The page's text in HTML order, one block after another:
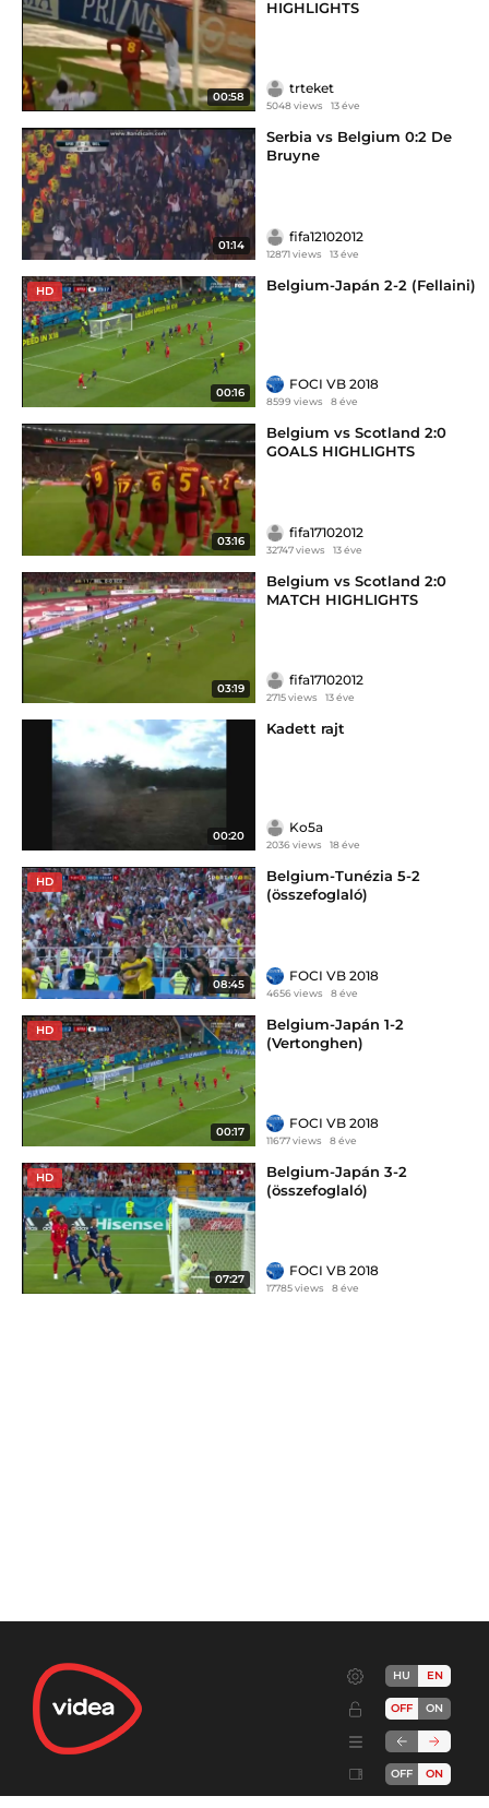
00:58
HIGHLIGHTS
trteket
5048 views 13 éve
01:14
Serbia vs Belgium 0:2 De
Bruyne
fifa12102012
12871 views 13 éve
HD
00:16
Belgium-Japán 2-2 (Fellaini)
FOCI VB 2018
8599 views 8 éve
03:16
Belgium vs Scotland 2:0
GOALS HIGHLIGHTS
fifa17102012
32747 views 13 éve
03:19
Belgium vs Scotland 2:0
MATCH HIGHLIGHTS
fifa17102012
2715 views 13 éve
00:20
Kadett rajt
Ko5a
2036 views 18 éve
HD
08:45
Belgium-Tunézia 5-2
(összefoglaló)
FOCI VB 2018
4656 views 8 éve
HD
00:17
Belgium-Japán 1-2
(Vertonghen)
FOCI VB 2018
11677 views 8 éve
HD
07:27
Belgium-Japán 3-2
(összefoglaló)
FOCI VB 2018
17785 views 8 éve
HU EN
OFF ON
OFF ON